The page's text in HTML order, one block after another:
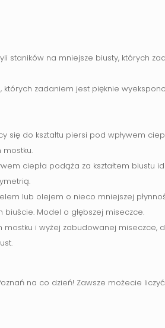
staników na mniejsze biusty, których
których zadaniem jest pięknie
do kształtu piersi pod wpływem
mostku.
ciepła podąża za kształtem biustu
lub olejem o nieco mniejszej
biuście. Model o głębszej miseczce.
i wyżej zabudowanej miseczce,
na co dzień! Zawsze możecie